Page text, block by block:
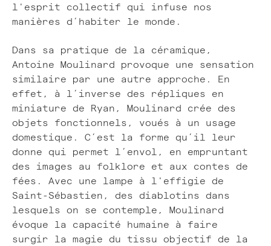
l'esprit collectif qui infuse nos
manières d’habiter le monde.
Dans sa pratique de la céramique,
Antoine Moulinard provoque une sensation
similaire par une autre approche. En
effet, à l’inverse des répliques en
miniature de Ryan, Moulinard crée des
objets fonctionnels, voués à un usage
domestique. C’est la forme qu’il leur
donne qui permet l’envol, en empruntant
des images au folklore et aux contes de
fées. Avec une lampe à l'effigie de
Saint-Sébastien, des diablotins dans
lesquels on se contemple, Moulinard
évoque la capacité humaine à faire
surgir la magie du tissu objectif de la